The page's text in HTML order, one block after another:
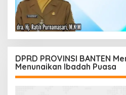
DPRD PROVINSI BANTEN
Menunaikan Ibadah Puasa